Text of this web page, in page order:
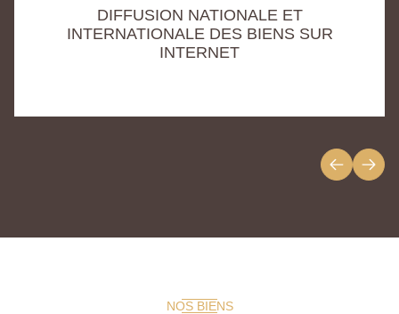
DIFFUSION NATIONALE ET
INTERNATIONALE DES BIENS SUR
INTERNET
NOS BIENS